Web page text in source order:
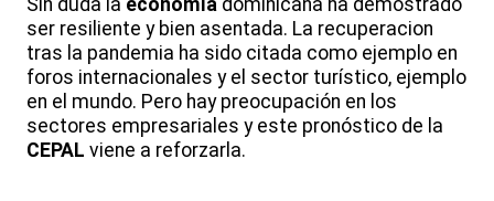
Sin duda la economía dominicana ha demostrado
ser resiliente y bien asentada. La recuperacion
tras la pandemia ha sido citada como ejemplo en
foros internacionales y el sector turístico, ejemplo
en el mundo. Pero hay preocupación en los
sectores empresariales y este pronóstico de la
CEPAL viene a reforzarla.